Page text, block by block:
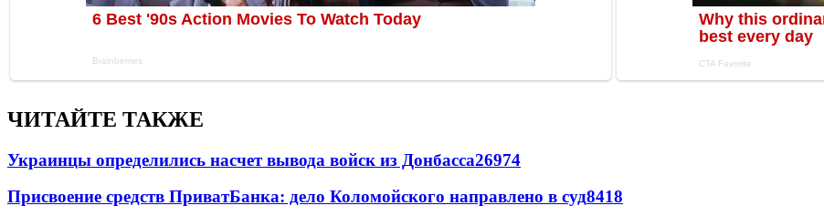
ЧИТАЙТЕ ТАКЖЕ
Украинцы определились насчет вывода войск из Донбасса26974
Присвоение средств ПриватБанка: дело Коломойского направлено в суд8418